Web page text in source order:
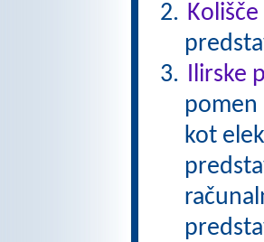
Ilirske
pomen
kot